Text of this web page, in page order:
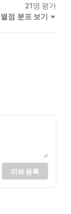
21명 평가
별점 분포 보기
리뷰 등록